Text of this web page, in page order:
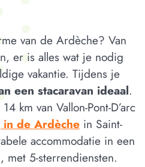
van de Ardèche? Van
er is alles wat je nodig
vakantie. Tijdens je
een stacaravan ideaal.
km van Vallon-Pont-D’arc
in de Ardèche in Saint-
accommodatie in een
met 5-sterrendiensten.